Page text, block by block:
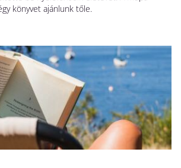
könyvet ajánlunk tőle.